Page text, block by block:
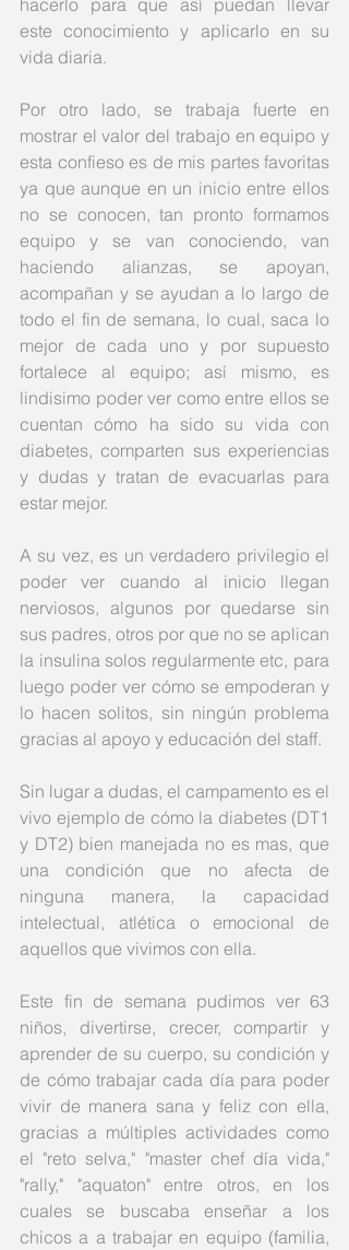
este conocimiento y aplicarlo en su
vida diaria.
Por otro lado, se trabaja fuerte en
mostrar el valor del trabajo en equipo y
esta confieso es de mis partes favoritas
ya que aunque en un inicio entre ellos
no se conocen, tan pronto formamos
equipo y se van conociendo, van
haciendo alianzas, se apoyan,
acompañan y se ayudan a lo largo de
todo el fin de semana, lo cual, saca lo
mejor de cada uno y por supuesto
fortalece al equipo; así mismo, es
lindisimo poder ver como entre ellos se
cuentan cómo ha sido su vida con
diabetes, comparten sus experiencias
y dudas y tratan de evacuarlas para
estar mejor.
A su vez, es un verdadero privilegio el
poder ver cuando al inicio llegan
nerviosos, algunos por quedarse sin
sus padres, otros por que no se aplican
la insulina solos regularmente etc, para
luego poder ver cómo se empoderan y
lo hacen solitos, sin ningún problema
gracias al apoyo y educación del staff.
Sin lugar a dudas, el campamento es el
vivo ejemplo de cómo la diabetes (DT1
y DT2) bien manejada no es mas, que
una condición que no afecta de
ninguna manera, la capacidad
intelectual, atlética o emocional de
aquellos que vivimos con ella.
Este fin de semana pudimos ver 63
niños, divertirse, crecer, compartir y
aprender de su cuerpo, su condición y
de cómo trabajar cada día para poder
vivir de manera sana y feliz con ella,
gracias a múltiples actividades como
el "reto selva," "master chef día vida,"
"rally," "aquaton" entre otros, en los
cuales se buscaba enseñar a los
chicos a a trabajar en equipo (familia,